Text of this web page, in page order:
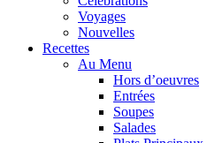
Voyages
Nouvelles
Recettes
Au Menu
Hors d’oeuvres
Entrées
Soupes
Salades